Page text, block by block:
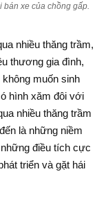
bán xe của chồng gấp.
nhiều thăng trầm,
thương gia đình,
muốn sinh
hình xăm đôi với
nhiều thăng trầm
là những niềm
điều tích cực
triển và gặt hái